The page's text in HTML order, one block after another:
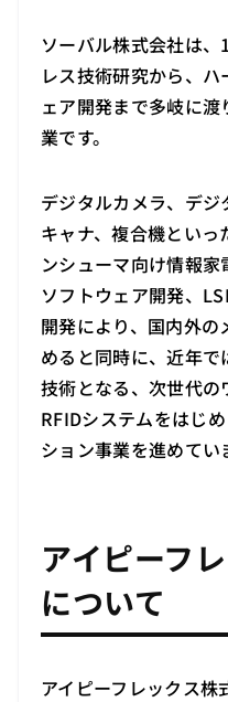
ソーバル株式会社は
レス技術研究から、
ェア開発まで多岐に
業です。
デジタルカメラ、デ
キャナ、複合機とい
ンシューマ向け情報
ソフトウェア開発、
開発により、国内外
めると同時に、近年
技術となる、次世代の
RFIDシステムをはじ
ション事業を進めてい
アイピーフ
について
アイピーフレックス